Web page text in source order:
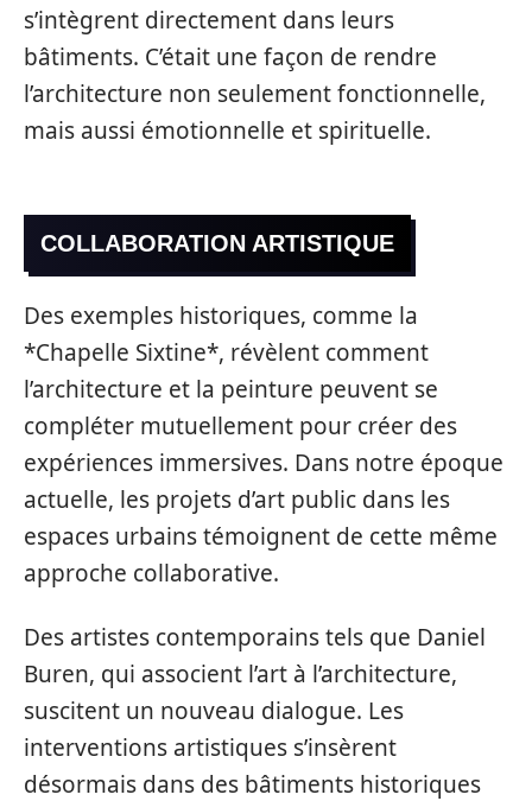
s’intègrent directement dans leurs
bâtiments. C’était une façon de rendre
l’architecture non seulement fonctionnelle,
mais aussi émotionnelle et spirituelle.
COLLABORATION ARTISTIQUE
Des exemples historiques, comme la
*Chapelle Sixtine*, révèlent comment
l’architecture et la peinture peuvent se
compléter mutuellement pour créer des
expériences immersives. Dans notre époque
actuelle, les projets d’art public dans les
espaces urbains témoignent de cette même
approche collaborative.
Des artistes contemporains tels que Daniel
Buren, qui associent l’art à l’architecture,
suscitent un nouveau dialogue. Les
interventions artistiques s’insèrent
désormais dans des bâtiments historiques